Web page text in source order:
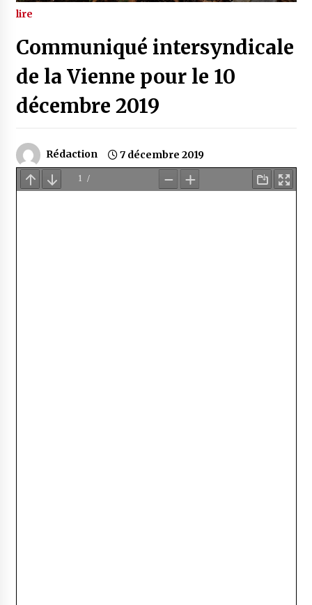
lire
Communiqué intersyndicale
de la Vienne pour le 10
décembre 2019
Rédaction 7 décembre 2019